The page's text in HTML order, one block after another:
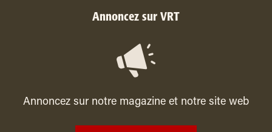
Annoncez sur VRT
Annoncez sur notre magazine et notre site web